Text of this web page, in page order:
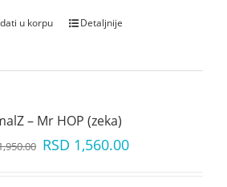
u korpu Detaljnije
– Mr HOP (zeka)
RSD 1,560.00